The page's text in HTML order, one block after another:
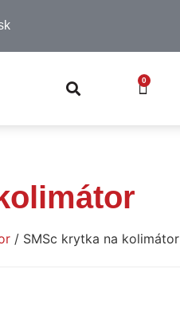
0
/ SMSc krytka na kolimátor